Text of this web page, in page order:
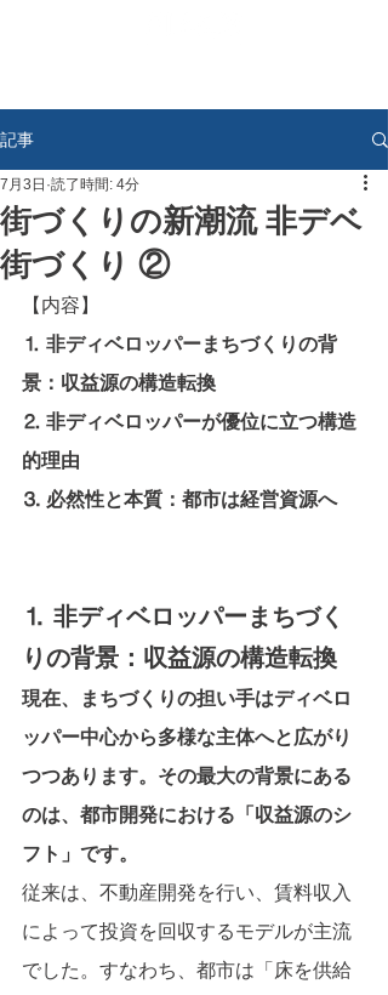
記事
街づくりの新潮流 非デベ
街づくり ②
7月3日 読了時間: 4分
【内容】
⒈ 非ディベロッパーまちづくりの背
景：収益源の構造転換
⒉ 非ディベロッパーが優位に立つ構造
的理由
⒊ 必然性と本質：都市は経営資源へ
⒈ 非ディベロッパーまちづく
りの背景：収益源の構造転換
現在、まちづくりの担い手はディベロ
ッパー中心から多様な主体へと広がり
つつあります。その最大の背景にある
のは、都市開発における「収益源のシ
フト」です。
従来は、不動産開発を行い、賃料収入
によって投資を回収するモデルが主流
でした。すなわち、都市は「床を供給